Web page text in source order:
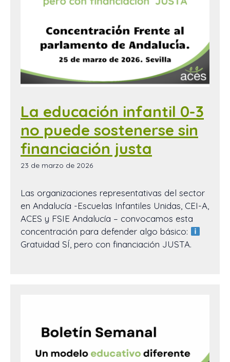
La educación infantil 0-3
no puede sostenerse sin
financiación justa
23 de marzo de 2026
Las organizaciones representativas del sector
en Andalucía -Escuelas Infantiles Unidas, CEI-A,
ACES y FSIE Andalucía – convocamos esta
concentración para defender algo básico:
Gratuidad SÍ, pero con financiación JUSTA.